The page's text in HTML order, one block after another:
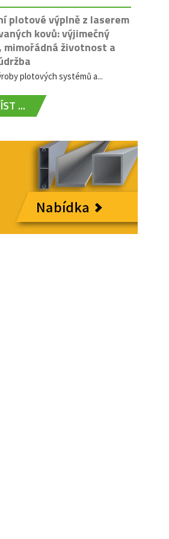
plotové výplně z laserem
kovů: výjimečný
mimořádná životnost a
plotových systémů a...
...